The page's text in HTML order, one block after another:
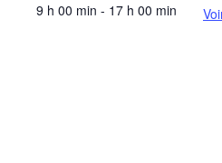
9 h 00 min - 17 h 00 min